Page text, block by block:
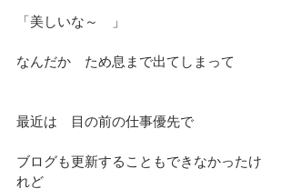
「美しいな～　」
なんだか　ため息まで出てしまって
最近は　目の前の仕事優先で
ブログも更新することもできなかったけ
れど